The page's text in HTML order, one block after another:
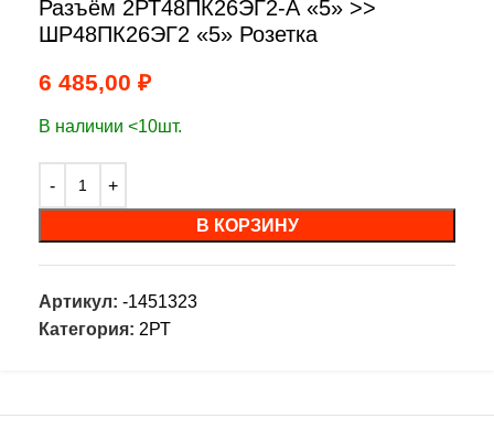
Разъём 2РТ48ПК26ЭГ2-А «5» >>
ШР48ПК26ЭГ2 «5» Розетка
6 485,00 ₽
В наличии <10шт.
В КОРЗИНУ
Артикул: -1451323
Категория: 2РТ